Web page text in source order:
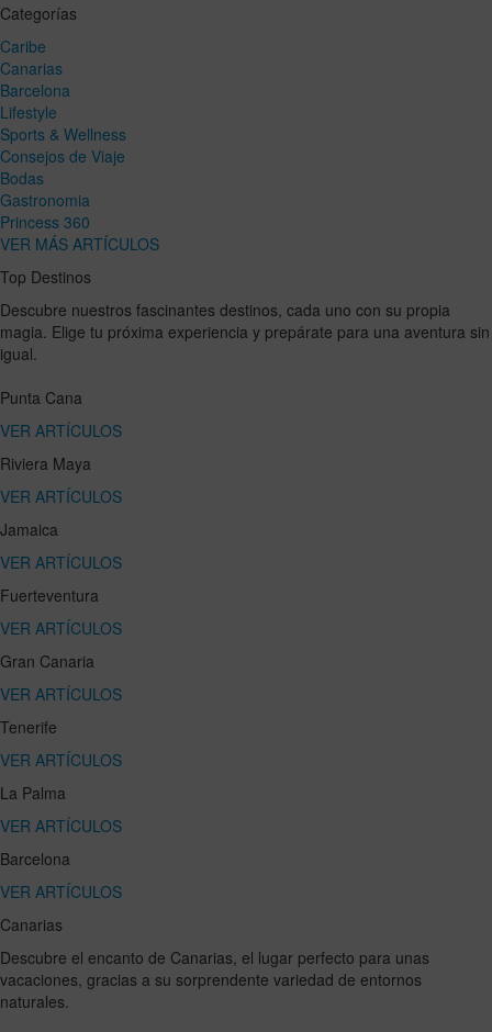
Categorías
Caribe
Canarias
Barcelona
Lifestyle
Sports & Wellness
Consejos de Viaje
Bodas
Gastronomia
Princess 360
VER MÁS ARTÍCULOS
Top Destinos
Descubre nuestros fascinantes destinos, cada uno con su propia
magia. Elige tu próxima experiencia y prepárate para una aventura sin
igual.
Punta Cana
VER ARTÍCULOS
Riviera Maya
VER ARTÍCULOS
Jamaica
VER ARTÍCULOS
Fuerteventura
VER ARTÍCULOS
Gran Canaria
VER ARTÍCULOS
Tenerife
VER ARTÍCULOS
La Palma
VER ARTÍCULOS
Barcelona
VER ARTÍCULOS
Canarias
Descubre el encanto de Canarias, el lugar perfecto para unas
vacaciones, gracias a su sorprendente variedad de entornos
naturales.